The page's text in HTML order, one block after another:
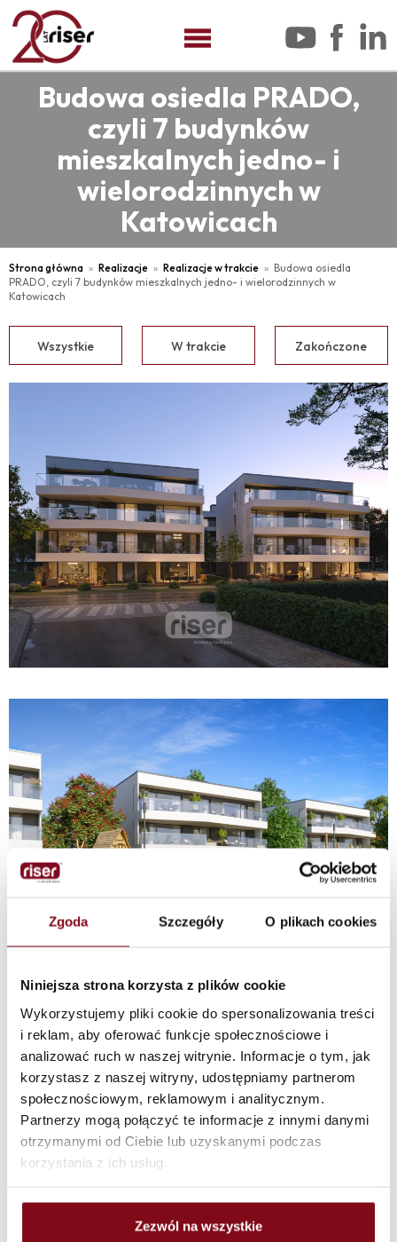
Zgoda Szczegóły O plikach cookies
Niniejsza strona korzysta z plików cookie
Wykorzystujemy pliki cookie do spersonalizowania treści
i reklam, aby oferować funkcje społecznościowe i
analizować ruch w naszej witrynie. Informacje o tym, jak
korzystasz z naszej witryny, udostępniamy partnerom
społecznościowym, reklamowym i analitycznym.
Partnerzy mogą połączyć te informacje z innymi danymi
otrzymanymi od Ciebie lub uzyskanymi podczas
korzystania z ich usług.
Zezwól na wszystkie
Budowa osiedla PRADO,
czyli 7 budynków
mieszkalnych jedno- i
wielorodzinnych w
Katowicach
Strona główna Realizacje Realizacje w trakcie
Budowa osiedla
PRADO, czyli 7 budynków mieszkalnych jedno- i wielorodzinnych w
Katowicach
Wszystkie W trakcie Zakończone